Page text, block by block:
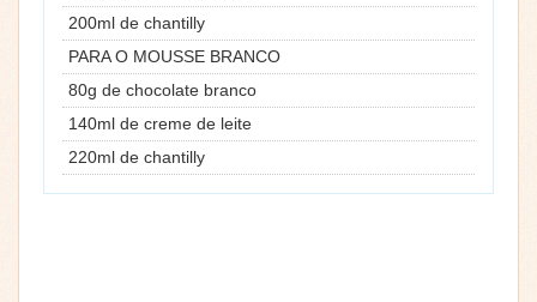
200ml de chantilly
PARA O MOUSSE BRANCO
80g de chocolate branco
140ml de creme de leite
220ml de chantilly